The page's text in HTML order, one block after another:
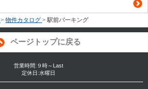
> 物件カタログ > 駅前パーキング
ページトップに戻る
営業時間:９時～Last
定休日:水曜日